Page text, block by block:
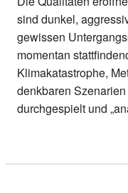
sind dunkel,
gewissen
momentan
Klimakatastrophe,
denkbaren
durchgespielt und